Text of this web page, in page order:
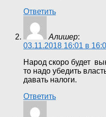
Ответить
Алишер:
03.11.2018 16:01 в
Народ скоро будет
то надо убедить
давать налоги.
Ответить